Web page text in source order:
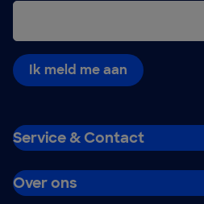
Ik meld me aan
Service & Contact
Over ons